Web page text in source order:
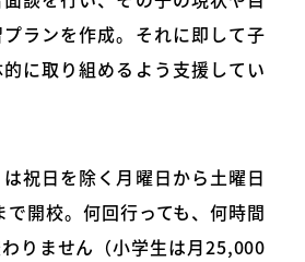
ランを作成。それに即して子
に取り組めるよう支援してい
は祝日を除く月曜日から土曜日
開校。何回行っても、何時間
りません（小学生は月25,000